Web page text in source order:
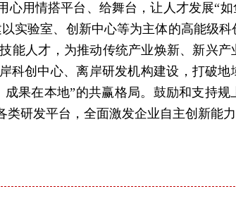
用情搭平台、给舞台，让人才发展“
实验室、创新中心等为主体的高能级
能人才，为推动传统产业焕新、新兴
科创中心、离岸研发机构建设，打破地
果在本地”的共赢格局。鼓励和支持
研发平台，全面激发企业自主创新能力